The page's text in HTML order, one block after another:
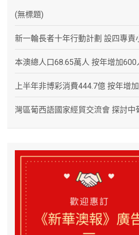
(無標題)
新一輪長者十年行動計劃 設四專責
本澳總人口68.65萬人 按年增加600
上半年非博彩消費444.7億 按年增
灣區葡西語國家經貿交流會 探討中